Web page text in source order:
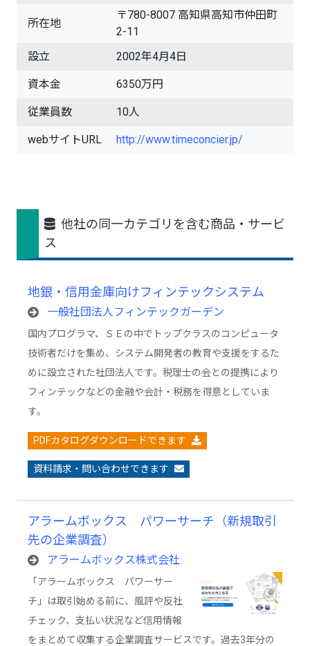
所在地
〒780-8007 高知県高知市仲田町
2-11
設立
2002年4月4日
資本金 6350万円
従業員数 10人
webサイトURL http://www.timeconcier.jp/
他社の同一カテゴリを含む商品・サービ
ス
地銀・信用金庫向けフィンテックシステム
一般社団法人フィンテックガーデン
国内プログラマ、ＳＥの中でトップクラスのコンピュータ
技術者だけを集め、システム開発者の教育や支援をするた
めに設立された社団法人です。税理士の会との提携により
フィンテックなどの金融や会計・税務を得意としていま
す。
PDFカタログダウンロードできます
資料請求・問い合わせできます
アラームボックス パワーサーチ（新規取引
先の企業調査）
アラームボックス株式会社
「アラームボックス パワーサー
チ」は取引始める前に、風評や反社
チェック、支払い状況など信用情報
をまとめて収集する企業調査サービスです。過去3年分の